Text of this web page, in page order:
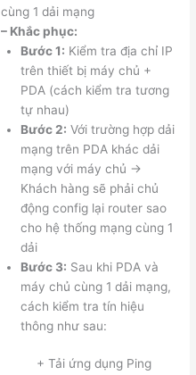
cùng 1 dải mạng
– Khắc phục:
Bước 1: Kiểm tra địa chỉ IP
trên thiết bị máy chủ +
PDA (cách kiểm tra tương
tự nhau)
Bước 2: Với trường hợp dải
mạng trên PDA khác dải
mạng với máy chủ ->
Khách hàng sẽ phải chủ
động config lại router sao
cho hệ thống mạng cùng 1
dải
Bước 3: Sau khi PDA và
máy chủ cùng 1 dải mạng,
cách kiểm tra tín hiệu
thông như sau:
+ Tải ứng dụng Ping